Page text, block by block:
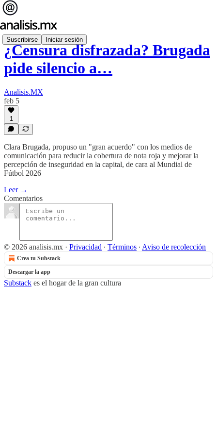
Suscribirse Iniciar sesión
¿Censura disfrazada? Brugada
pide silencio a…
Analisis.MX
feb 5
1
Clara Brugada, propuso un "gran acuerdo" con los medios de
comunicación para reducir la cobertura de nota roja y mejorar la
percepción de inseguridad en la capital, de cara al Mundial de
Fútbol 2026
Leer →
Comentarios
© 2026 analisis.mx · Privacidad ∙ Términos ∙ Aviso de recolección
Crea tu Substack
Descargar la app
Substack es el hogar de la gran cultura